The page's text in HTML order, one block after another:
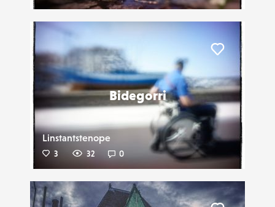
Bidegorri
Linstantstenope
3 32 0
Liker